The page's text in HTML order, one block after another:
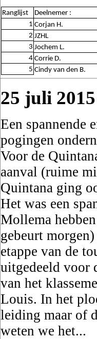
Ranglijst
Deelnemer :
1 Corjan H.
2 JZHL
3 Jochem L.
4 Corrie D.
5 Cindy van den B.
25 juli
Een spannende
pogingen
Voor de
aanval (ruime
Quintana ging
Het was een
Mollema
gebeurt
etappe van de
uitgedeeld voor
van het
Louis. In het
leiding maar of
weten we het...